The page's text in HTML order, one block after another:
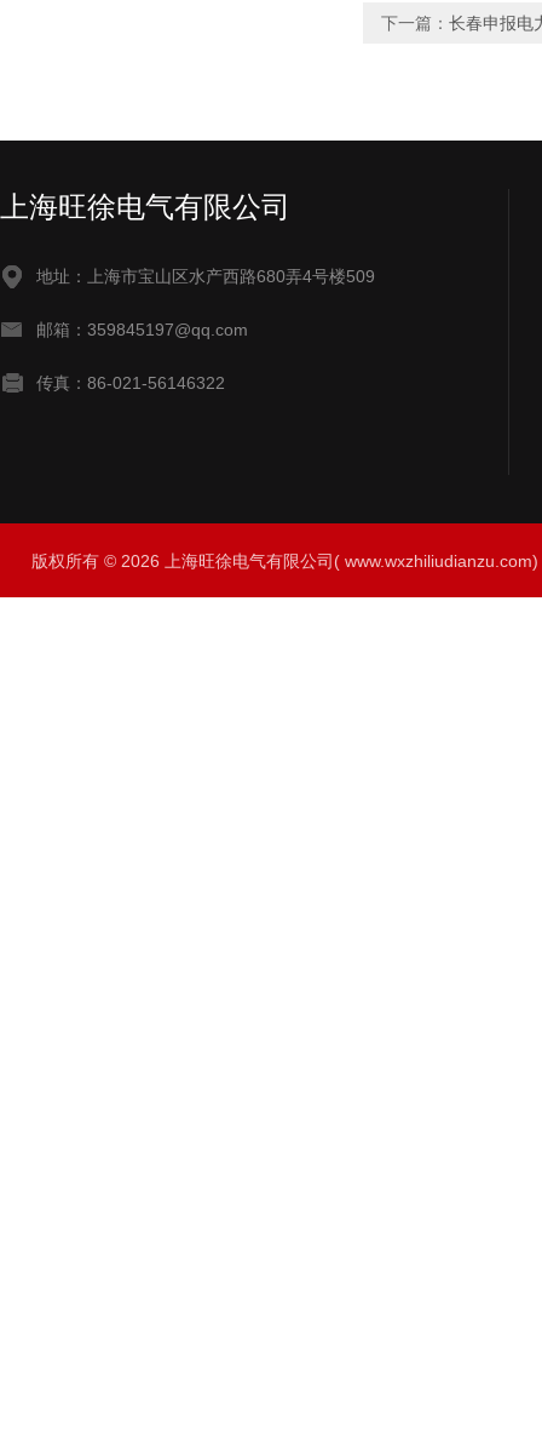
下一篇： 长春申报电
上海旺徐电气有限公司
地址：上海市宝山区水产西路680弄4号楼509
邮箱：359845197@qq.com
传真：86-021-56146322
版权所有 © 2026 上海旺徐电气有限公司(